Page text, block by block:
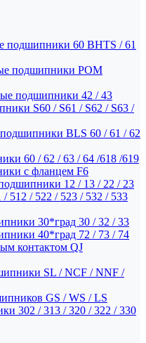
подшипники 60 BHTS / 61
подшипники POM
подшипники 42 / 43
S60 / S61 / S62 / S63 /
BLS 60 / 61 / 62
60 / 62 / 63 / 64 /618 /619
с фланцем F6
12 / 13 / 22 / 23
/ 522 / 523 / 532 / 533
30*град 30 / 32 / 33
40*град 72 / 73 / 74
контактом QJ
SL / NCF / NNF /
GS / WS / LS
302 / 313 / 320 / 322 / 330